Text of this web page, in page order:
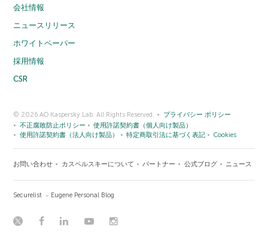
会社情報
ニュースリリース
ホワイトペーパー
採用情報
CSR
© 2026 AO Kaspersky Lab. All Rights Reserved.
プライバシー ポリシー
不正腐敗防止ポリシー
使用許諾契約書（個人向け製品）
使用許諾契約書（法人向け製品）
特定商取引法に基づく表記 Cookies
お問い合わせ カスペルスキーについて パートナー 公式ブログ ニュース
Securelist Eugene Personal Blog